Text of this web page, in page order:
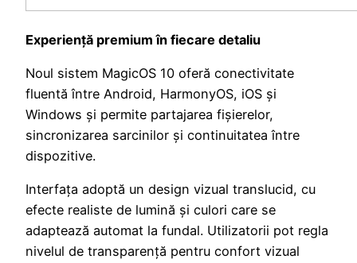
Experiență premium în fiecare detaliu
Noul sistem MagicOS 10 oferă conectivitate
fluentă între Android, HarmonyOS, iOS și
Windows și permite partajarea fișierelor,
sincronizarea sarcinilor și continuitatea între
dispozitive.
Interfața adoptă un design vizual translucid, cu
efecte realiste de lumină și culori care se
adaptează automat la fundal. Utilizatorii pot regla
nivelul de transparență pentru confort vizual